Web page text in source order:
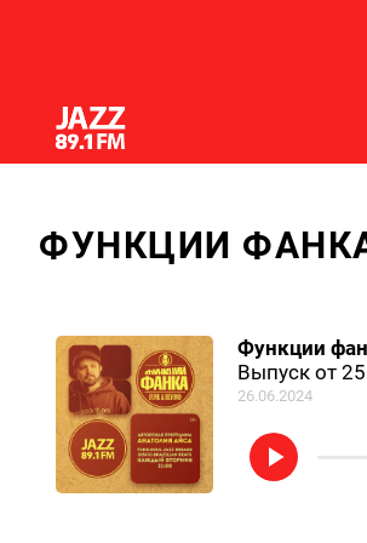
ФУНКЦИИ
Функции
Выпуск от
26.06.2024